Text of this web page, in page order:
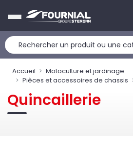
Accueil
Motoculture et jardinage
Pièces et accessoires de chassis
Quincaillerie